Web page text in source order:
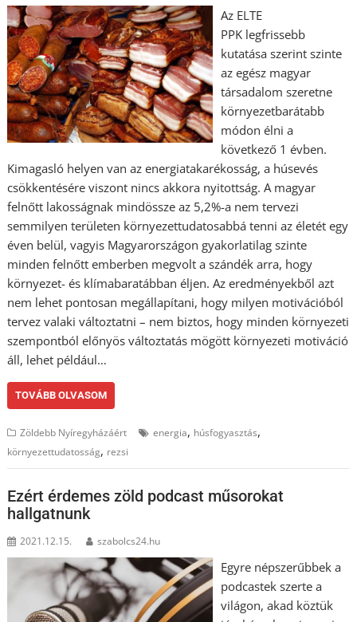
Az ELTE
PPK legfrissebb
kutatása szerint szinte
az egész magyar
társadalom szeretne
környezetbarátabb
módon élni a
következő 1 évben.
Kimagasló helyen van az energiatakarékosság, a húsevés
csökkentésére viszont nincs akkora nyitottság. A magyar
felnőtt lakosságnak mindössze az 5,2%-a nem tervezi
semmilyen területen környezettudatosabbá tenni az életét egy
éven belül, vagyis Magyarországon gyakorlatilag szinte
minden felnőtt emberben megvolt a szándék arra, hogy
környezet- és klímabaratábban éljen. Az eredményekből azt
nem lehet pontosan megállapítani, hogy milyen motivációból
tervez valaki változtatni – nem biztos, hogy minden környezeti
szempontból előnyös változtatás mögött környezeti motiváció
áll, lehet például…
TOVÁBB OLVASOM
Zöldebb Nyíregyházáért energia, húsfogyasztás,
környezettudatosság, rezsi
Ezért érdemes zöld podcast műsorokat
hallgatnunk
2021.12.15. szabolcs24.hu
Egyre népszerűbbek a
podcastek szerte a
világon, akad köztük